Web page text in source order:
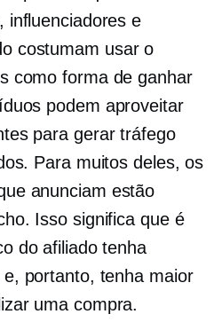
influenciadores e
costumam usar o
como forma de ganhar
podem aproveitar
para gerar tráfego
Para muitos deles, os
anunciam estão
Isso significa que é
do afiliado tenha
portanto, tenha maior
uma compra.